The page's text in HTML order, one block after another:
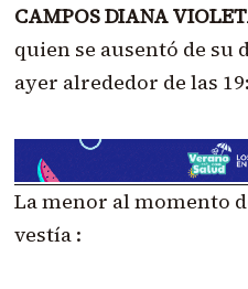
CAMPOS DIANA
quien se ausentó de su
ayer alrededor de las
La menor al momento
vestía :